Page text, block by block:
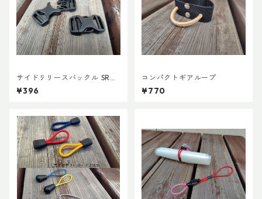
サイドリリースバックル SRG
MD 両引き 20mm (２個)
¥396
コンパクトギアループ
¥770